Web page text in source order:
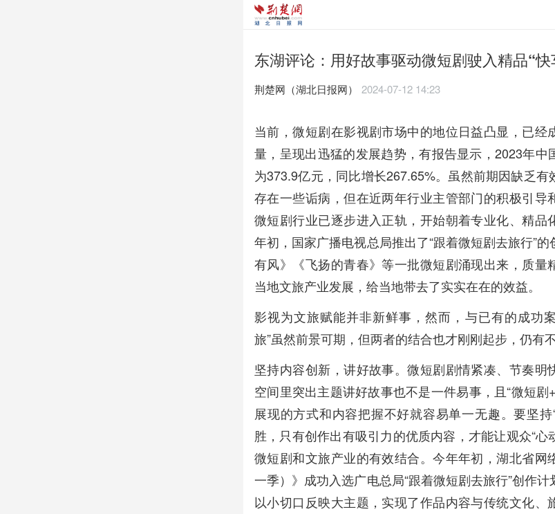
东湖评论：用好故事驱动微短剧驶入精品“快
荆楚网（湖北日报网） 2024-07-12 14:23
当前，微短剧在影视剧市场中的地位日益凸显，已经
量，呈现出迅猛的发展趋势，有报告显示，2023年中
为373.9亿元，同比增长267.65%。虽然前期因缺乏有
存在一些诟病，但在近两年行业主管部门的积极引导
微短剧行业已逐步进入正轨，开始朝着专业化、精品
年初，国家广播电视总局推出了“跟着微短剧去旅行”
有风》《飞扬的青春》等一批微短剧涌现出来，质量
当地文旅产业发展，给当地带去了实实在在的效益。
影视为文旅赋能并非新鲜事，然而，与已有的成功
旅”虽然前景可期，但两者的结合也才刚刚起步，仍有
坚持内容创新，讲好故事。微短剧剧情紧凑、节奏明
空间里突出主题讲好故事也不是一件易事，且“微短剧
展现的方式和内容把握不好就容易单一无趣。要坚持
胜，只有创作出有吸引力的优质内容，才能让观众“心
微短剧和文旅产业的有效结合。今年年初，湖北省网
一季）》成功入选广电总局“跟着微短剧去旅行”创作
以小切口反映大主题，实现了作品内容与传统文化、